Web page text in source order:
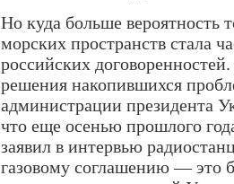
Но куда больше вероятность
морских пространств стала
российских
решения накопившихся
администрации президента
что еще осенью прошлого
заявил в интервью
газовому соглашению — это